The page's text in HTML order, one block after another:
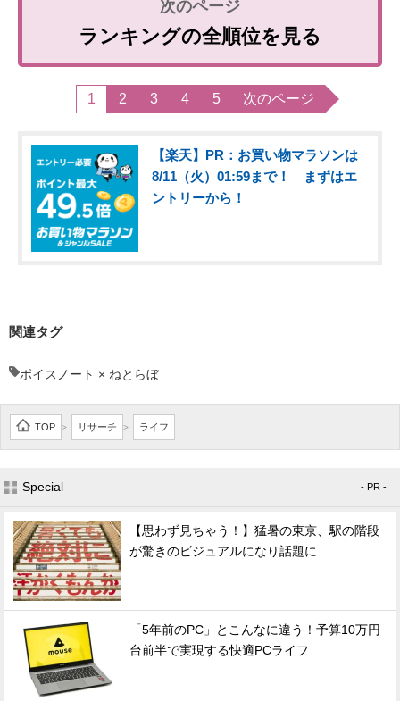
ランキングの全順位を見る
1 2 3 4 5 次のページ
【楽天】PR：お買い物マラソンは
8/11（火）01:59まで！ まずはエ
ントリーから！
関連タグ
ボイスノート × ねとらぼ
TOP > リサーチ > ライフ
Special - PR -
【思わず見ちゃう！】猛暑の東京、駅の階段
が驚きのビジュアルになり話題に
「5年前のPC」とこんなに違う！予算10万円
台前半で実現する快適PCライフ